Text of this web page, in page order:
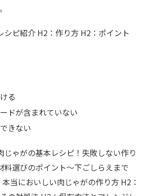
シピ紹介 H2：作り方 H2：ポイント
る
ドが含まれていない
きない
じゃがの基本レシピ！失敗しない作り
料選びのポイント〜下ごしらえまで
当においしい肉じゃがの作り方 H2：